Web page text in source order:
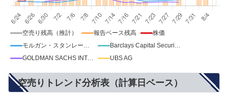
空売り残高（推計） 報告ベース残高
株価
モルガン・スタンレーMUFG証券
Barclays Capital Securities Ltd
GOLDMAN SACHS INTERNATIONAL
UBS AG
空売りトレンド分析表（計算日ベース）